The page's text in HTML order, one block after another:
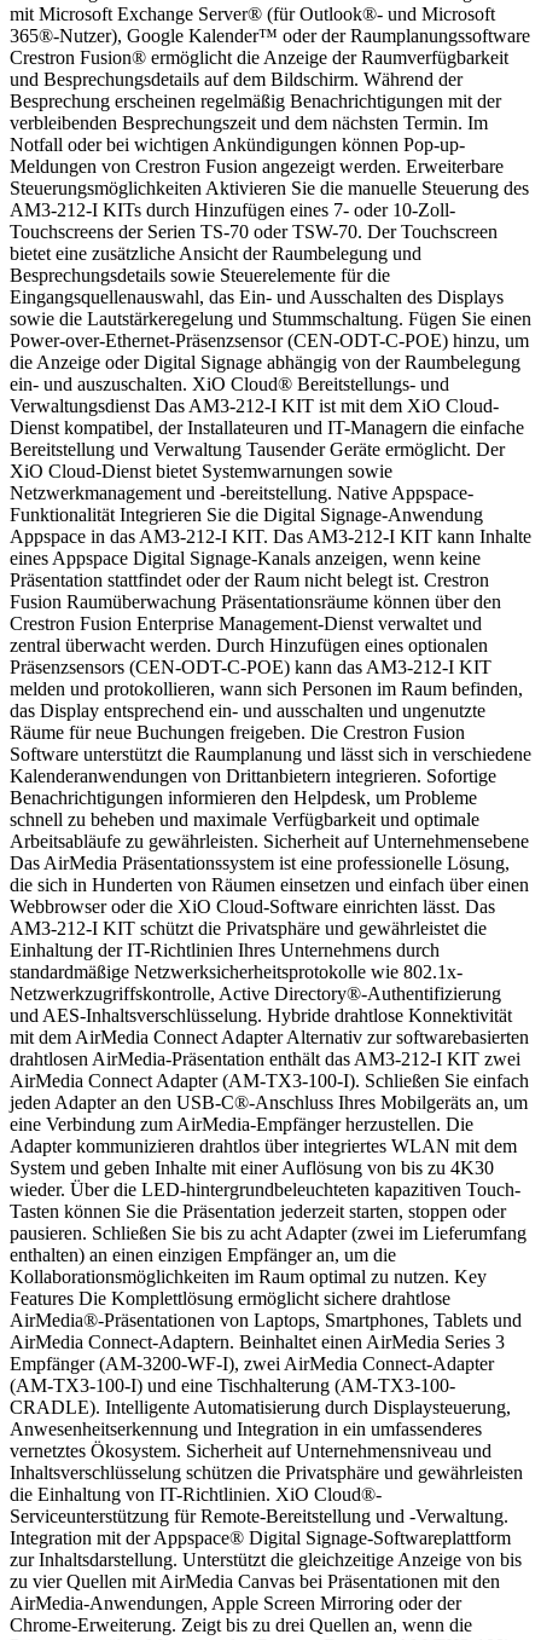
mit Microsoft Exchange Server® (für Outlook®- und Microsoft
365®-Nutzer), Google Kalender™ oder der Raumplanungssoftware
Crestron Fusion® ermöglicht die Anzeige der Raumverfügbarkeit
und Besprechungsdetails auf dem Bildschirm. Während der
Besprechung erscheinen regelmäßig Benachrichtigungen mit der
verbleibenden Besprechungszeit und dem nächsten Termin. Im
Notfall oder bei wichtigen Ankündigungen können Pop-up-
Meldungen von Crestron Fusion angezeigt werden. Erweiterbare
Steuerungsmöglichkeiten Aktivieren Sie die manuelle Steuerung des
AM3-212-I KITs durch Hinzufügen eines 7- oder 10-Zoll-
Touchscreens der Serien TS-70 oder TSW-70. Der Touchscreen
bietet eine zusätzliche Ansicht der Raumbelegung und
Besprechungsdetails sowie Steuerelemente für die
Eingangsquellenauswahl, das Ein- und Ausschalten des Displays
sowie die Lautstärkeregelung und Stummschaltung. Fügen Sie einen
Power-over-Ethernet-Präsenzsensor (CEN-ODT-C-POE) hinzu, um
die Anzeige oder Digital Signage abhängig von der Raumbelegung
ein- und auszuschalten. XiO Cloud® Bereitstellungs- und
Verwaltungsdienst Das AM3-212-I KIT ist mit dem XiO Cloud-
Dienst kompatibel, der Installateuren und IT-Managern die einfache
Bereitstellung und Verwaltung Tausender Geräte ermöglicht. Der
XiO Cloud-Dienst bietet Systemwarnungen sowie
Netzwerkmanagement und -bereitstellung. Native Appspace-
Funktionalität Integrieren Sie die Digital Signage-Anwendung
Appspace in das AM3-212-I KIT. Das AM3-212-I KIT kann Inhalte
eines Appspace Digital Signage-Kanals anzeigen, wenn keine
Präsentation stattfindet oder der Raum nicht belegt ist. Crestron
Fusion Raumüberwachung Präsentationsräume können über den
Crestron Fusion Enterprise Management-Dienst verwaltet und
zentral überwacht werden. Durch Hinzufügen eines optionalen
Präsenzsensors (CEN-ODT-C-POE) kann das AM3-212-I KIT
melden und protokollieren, wann sich Personen im Raum befinden,
das Display entsprechend ein- und ausschalten und ungenutzte
Räume für neue Buchungen freigeben. Die Crestron Fusion
Software unterstützt die Raumplanung und lässt sich in verschiedene
Kalenderanwendungen von Drittanbietern integrieren. Sofortige
Benachrichtigungen informieren den Helpdesk, um Probleme
schnell zu beheben und maximale Verfügbarkeit und optimale
Arbeitsabläufe zu gewährleisten. Sicherheit auf Unternehmensebene
Das AirMedia Präsentationssystem ist eine professionelle Lösung,
die sich in Hunderten von Räumen einsetzen und einfach über einen
Webbrowser oder die XiO Cloud-Software einrichten lässt. Das
AM3-212-I KIT schützt die Privatsphäre und gewährleistet die
Einhaltung der IT-Richtlinien Ihres Unternehmens durch
standardmäßige Netzwerksicherheitsprotokolle wie 802.1x-
Netzwerkzugriffskontrolle, Active Directory®-Authentifizierung
und AES-Inhaltsverschlüsselung. Hybride drahtlose Konnektivität
mit dem AirMedia Connect Adapter Alternativ zur softwarebasierten
drahtlosen AirMedia-Präsentation enthält das AM3-212-I KIT zwei
AirMedia Connect Adapter (AM-TX3-100-I). Schließen Sie einfach
jeden Adapter an den USB-C®-Anschluss Ihres Mobilgeräts an, um
eine Verbindung zum AirMedia-Empfänger herzustellen. Die
Adapter kommunizieren drahtlos über integriertes WLAN mit dem
System und geben Inhalte mit einer Auflösung von bis zu 4K30
wieder. Über die LED-hintergrundbeleuchteten kapazitiven Touch-
Tasten können Sie die Präsentation jederzeit starten, stoppen oder
pausieren. Schließen Sie bis zu acht Adapter (zwei im Lieferumfang
enthalten) an einen einzigen Empfänger an, um die
Kollaborationsmöglichkeiten im Raum optimal zu nutzen. Key
Features Die Komplettlösung ermöglicht sichere drahtlose
AirMedia®-Präsentationen von Laptops, Smartphones, Tablets und
AirMedia Connect-Adaptern. Beinhaltet einen AirMedia Series 3
Empfänger (AM-3200-WF-I), zwei AirMedia Connect-Adapter
(AM-TX3-100-I) und eine Tischhalterung (AM-TX3-100-
CRADLE). Intelligente Automatisierung durch Displaysteuerung,
Anwesenheitserkennung und Integration in ein umfassenderes
vernetztes Ökosystem. Sicherheit auf Unternehmensniveau und
Inhaltsverschlüsselung schützen die Privatsphäre und gewährleisten
die Einhaltung von IT-Richtlinien. XiO Cloud®-
Serviceunterstützung für Remote-Bereitstellung und -Verwaltung.
Integration mit der Appspace® Digital Signage-Softwareplattform
zur Inhaltsdarstellung. Unterstützt die gleichzeitige Anzeige von bis
zu vier Quellen mit AirMedia Canvas bei Präsentationen mit den
AirMedia-Anwendungen, Apple Screen Mirroring oder der
Chrome-Erweiterung. Zeigt bis zu drei Quellen an, wenn die